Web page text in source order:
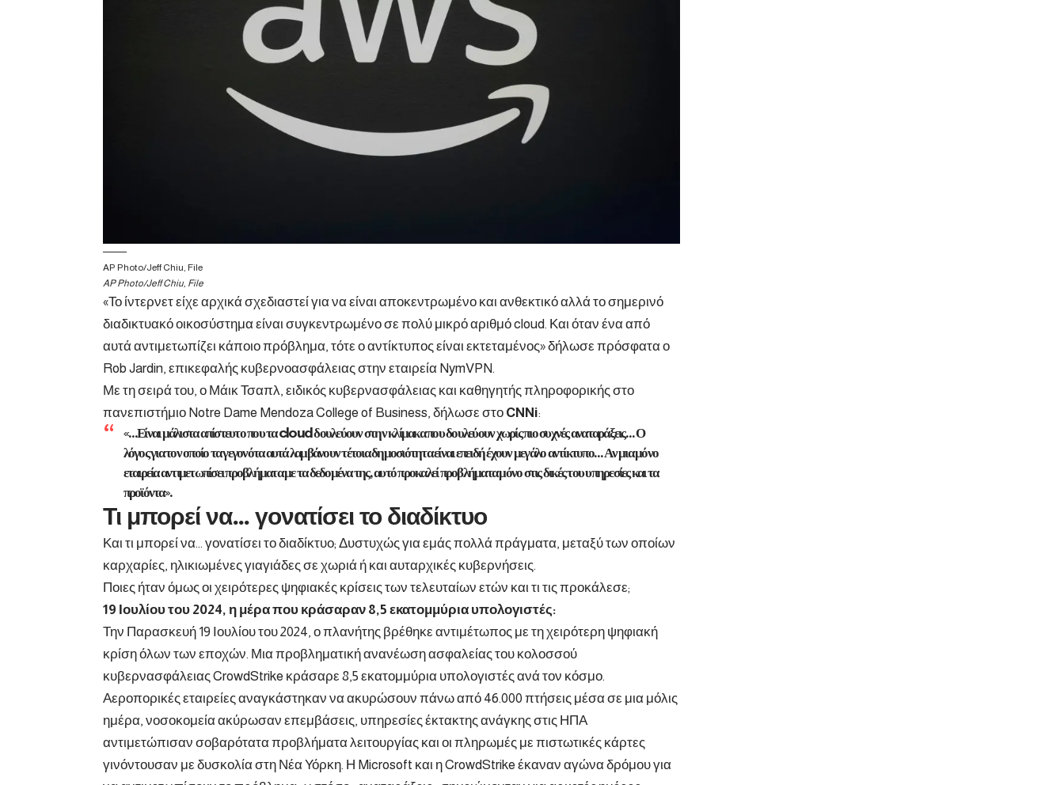
AP Photo/Jeff Chiu, File
AP Photo/Jeff Chiu, File
«Το ίντερνετ είχε αρχικά σχεδιαστεί για να είναι αποκεντρωμένο και ανθεκτικό αλλά το σημερινό
διαδικτυακό οικοσύστημα είναι συγκεντρωμένο σε πολύ μικρό αριθμό cloud. Και όταν ένα από
αυτά αντιμετωπίζει κάποιο πρόβλημα, τότε ο αντίκτυπος είναι εκτεταμένος» δήλωσε πρόσφατα ο
Rob Jardin, επικεφαλής κυβερνοασφάλειας στην εταιρεία NymVPN.
Με τη σειρά του, ο Μάικ Τσαπλ, ειδικός κυβερνασφάλειας και καθηγητής πληροφορικής στο
πανεπιστήμιο Notre Dame Mendoza College of Business, δήλωσε στο CNNi:
«…Είναι μάλιστα απίστευτο που τα cloud δουλεύουν στην κλίμακα που δουλεύουν χωρίς πιο συχνές αναταράξεις… Ο
λόγος για τον οποίο τα γεγονότα αυτά λαμβάνουν τέτοια δημοσιότητα είναι επειδή έχουν μεγάλο αντίκτυπο… Αν μια μόνο
εταιρεία αντιμετωπίσει προβλήματα με τα δεδομένα της, αυτό προκαλεί προβλήματα μόνο στις δικές του υπηρεσίες και τα
προϊόντα».
Τι μπορεί να… γονατίσει το διαδίκτυο
Και τι μπορεί να… γονατίσει το διαδίκτυο; Δυστυχώς για εμάς πολλά πράγματα, μεταξύ των οποίων
καρχαρίες, ηλικιωμένες γιαγιάδες σε χωριά ή και αυταρχικές κυβερνήσεις.
Ποιες ήταν όμως οι χειρότερες ψηφιακές κρίσεις των τελευταίων ετών και τι τις προκάλεσε;
19 Ιουλίου του 2024, η μέρα που κράσαραν 8,5 εκατομμύρια υπολογιστές:
Την Παρασκευή 19 Ιουλίου του 2024, ο πλανήτης βρέθηκε αντιμέτωπος με τη χειρότερη ψηφιακή
κρίση όλων των εποχών. Μια προβληματική ανανέωση ασφαλείας του κολοσσού
κυβερνασφάλειας CrowdStrike κράσαρε 8,5 εκατομμύρια υπολογιστές ανά τον κόσμο.
Αεροπορικές εταιρείες αναγκάστηκαν να ακυρώσουν πάνω από 46.000 πτήσεις μέσα σε μια μόλις
ημέρα, νοσοκομεία ακύρωσαν επεμβάσεις, υπηρεσίες έκτακτης ανάγκης στις ΗΠΑ
αντιμετώπισαν σοβαρότατα προβλήματα λειτουργίας και οι πληρωμές με πιστωτικές κάρτες
γινόντουσαν με δυσκολία στη Νέα Υόρκη. Η Microsoft και η CrowdStrike έκαναν αγώνα δρόμου για